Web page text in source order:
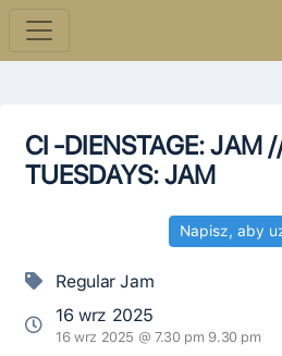
CI -DIENSTAGE: JAM
TUESDAYS: JAM
Napisz, aby
Regular Jam
16 wrz 2025
16 wrz 2025 @ 7.30 pm 9.30 pm